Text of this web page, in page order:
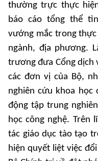
thường trực thực
báo cáo tổng thể
vướng mắc trong thực
ngành, địa phương.
trương đưa Cổng dịch
các đơn vị của Bộ,
nghiên cứu khoa học
động tập trung
học công nghệ. Trên
tác giáo dục tào tạo
hiện quyết liệt việc